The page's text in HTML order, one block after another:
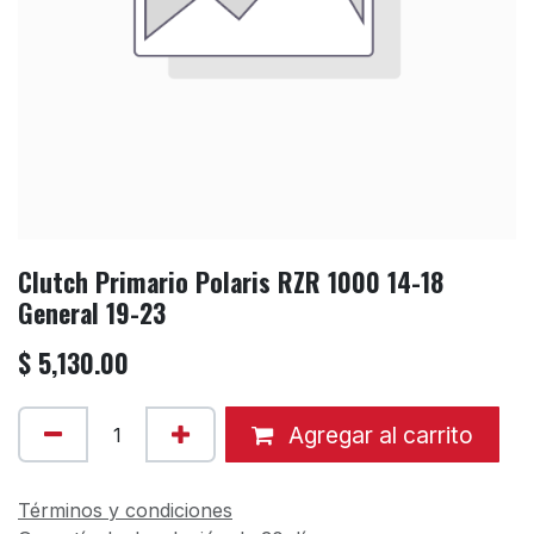
Clutch Primario Polaris RZR 1000 14-18
General 19-23
$ 5,130.00
Agregar al carrito
Términos y condiciones